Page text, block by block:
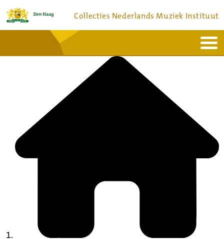
Collecties Nederlands Muziek Instituut
Bronnen en collecties